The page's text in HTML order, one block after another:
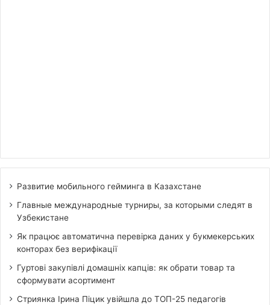
Развитие мобильного гейминга в Казахстане
Главные международные турниры, за которыми следят в
Узбекистане
Як працює автоматична перевірка даних у букмекерських
конторах без верифікації
Гуртові закупівлі домашніх капців: як обрати товар та
сформувати асортимент
Стриянка Ірина Піцик увійшла до ТОП-25 педагогів